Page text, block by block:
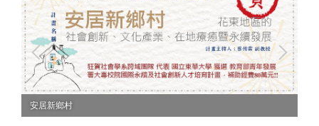
安居新鄉村